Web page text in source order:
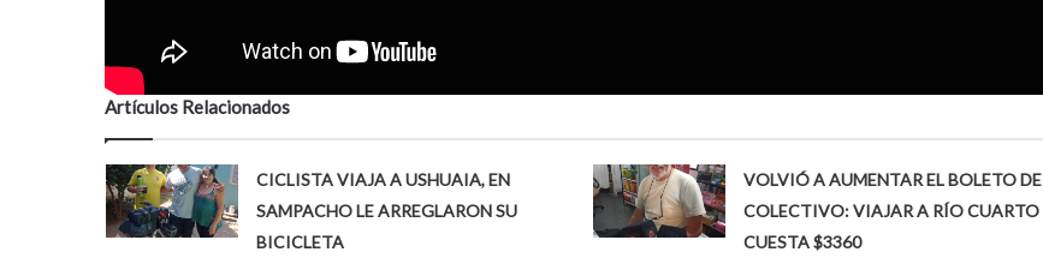
Artículos Relacionados
CICLISTA VIAJA A USHUAIA, EN
SAMPACHO LE ARREGLARON SU
BICICLETA
VOLVIÓ A AUMENTAR EL BOLETO DE
COLECTIVO: VIAJAR A RÍO CUARTO
CUESTA $3360